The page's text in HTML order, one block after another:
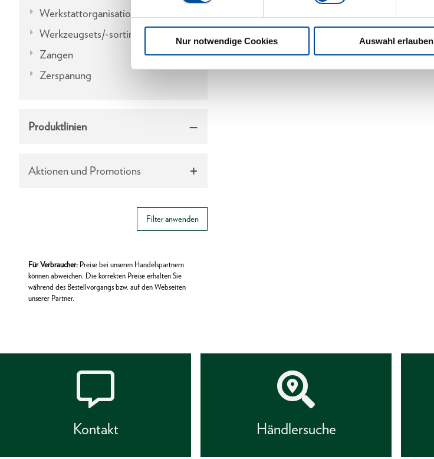
Nur notwendige Cookies Auswahl erlauben
Werkstattorganisation
Werkzeugsets/-sortimente
Zangen
Zerspanung
Produktlinien
Aktionen und Promotions
Filter anwenden
Für Verbraucher: Preise bei unseren Handelspartnern
können abweichen. Die korrekten Preise erhalten Sie
während des Bestellvorgangs bzw. auf den Webseiten
unserer Partner.
Kontakt Händlersuche